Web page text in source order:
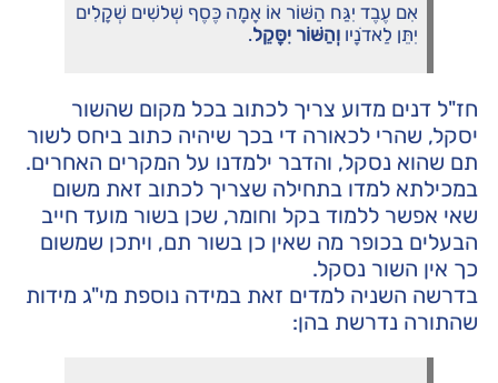
אִם עֶבֶד יִגַּח הַשּׁוֹר אוֹ אָמָה כֶּסֶף שְׁלשִׁים שְׁקָלִים
יִתֵּן לַאדֹנָיו וְהַשּׁוֹר יִסָּקֵל.
חז"ל דנים מדוע צריך לכתוב בכל מקום שהשור
יסקל, שהרי לכאורה די בכך שיהיה כתוב ביחס לשור
תם שהוא נסקל, והדבר ילמדנו על המקרים האחרים.
במכילתא למדו בתחילה שצריך לכתוב זאת משום
שאי אפשר ללמוד בקל וחומר, שכן בשור מועד חייב
הבעלים בכופר מה שאין כן בשור תם, ויתכן שמשום
כך אין השור נסקל.
בדרשה השניה למדים זאת במידה נוספת מי"ג מידות
שהתורה נדרשת בהן: